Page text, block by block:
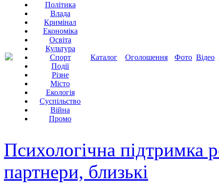
Політика
Влада
Кримінал
Економіка
Освіта
Культура
Спорт
Події
Різне
Місто
Екологія
Суспільство
Війна
Промо
Каталог Оголошення Фото Відео
Психологічна підтримка
партнери, близькі